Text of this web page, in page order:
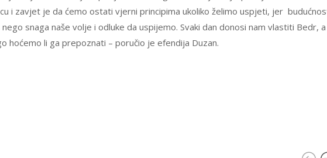
i zavjet je da ćemo ostati vjerni principima ukoliko želimo uspjeti, jer
snaga naše volje i odluke da uspijemo. Svaki dan donosi nam vlastiti Bedr, a
hoćemo li ga prepoznati – poručio je efendija Duzan.